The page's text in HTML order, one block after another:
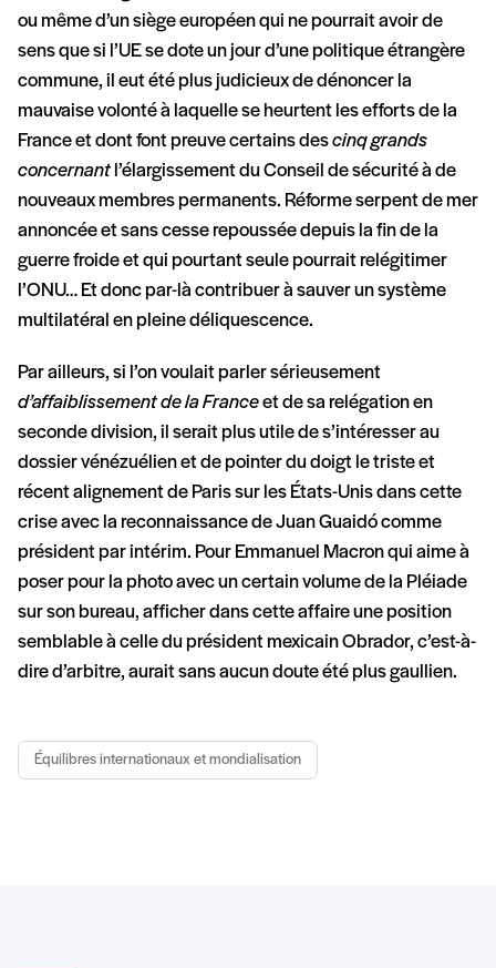
ou même d’un siège européen qui ne pourrait avoir de
sens que si l’UE se dote un jour d’une politique étrangère
commune, il eut été plus judicieux de dénoncer la
mauvaise volonté à laquelle se heurtent les efforts de la
France et dont font preuve certains descinq grands
concernant l’élargissement du Conseil de sécurité à de
nouveaux membres permanents. Réforme serpent de mer
annoncée et sans cesse repoussée depuis la fin de la
guerre froide et qui pourtant seule pourrait relégitimer
l’ONU… Et donc par-là contribuer à sauver un système
multilatéral en pleine déliquescence.
Par ailleurs, si l’on voulait parler sérieusement
d’affaiblissement de la Franceet de sa relégation en
seconde division, il serait plus utile de s’intéresser au
dossier vénézuélien et de pointer du doigt le triste et
récent alignement de Paris sur les États-Unis dans cette
crise avec la reconnaissance de Juan Guaidó comme
président par intérim. Pour Emmanuel Macron qui aime à
poser pour la photo avec un certain volume de la Pléiade
sur son bureau, afficher dans cette affaire une position
semblable à celle du président mexicain Obrador, c’est-à-
dire d’arbitre, aurait sans aucun doute été plus gaullien.
Équilibres internationaux et mondialisation